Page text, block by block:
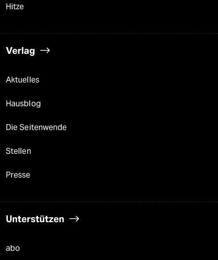
Hitze
Verlag
Aktuelles
Hausblog
Die Seitenwende
Stellen
Presse
Unterstützen
abo